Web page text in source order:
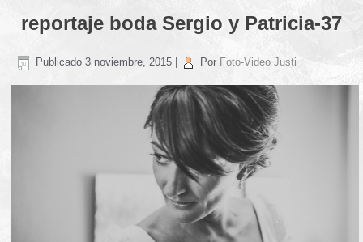
reportaje boda Sergio y Patricia-37
Publicado 3 noviembre, 2015 Por Foto-Video Justi